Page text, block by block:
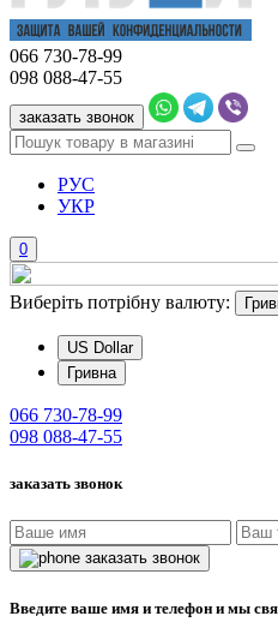
066 730-78-99
098 088-47-55
заказать звонок
РУС
УКР
0
Виберіть потрібну валюту:
US Dollar
Гривна
066 730-78-99
098 088-47-55
заказать звонок
заказать звонок
Введите ваше имя и телефон и мы